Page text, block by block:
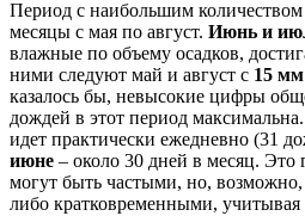
Период с наибольшим количеством
месяцы с мая по август. Июнь и
влажные по объему осадков,
ними следуют май и август с 15 мм
казалось бы, невысокие цифры
дождей в этот период
идет практически ежедневно (31
июне – около 30 дней в месяц. Это
могут быть частыми, но,
либо кратковременными,